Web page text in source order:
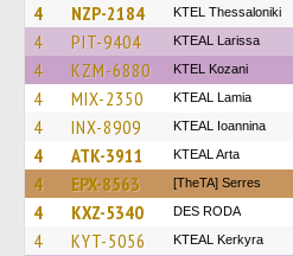
4 NZP-2184 KTEL Thessaloniki
4 PIT-9404 KTEAL Larissa
4 KZM-6880 ΚΤΕL Kozani
4 MIX-2350 KTEAL Lamia
4 INX-8909 KTEAL Ioannina
4 ATK-3911 KTEAL Arta
4 EPX-8563 [TheTA] Serres
4 KXZ-5340 DES RODA
4 KYT-5056 KTEAL Kerkyra